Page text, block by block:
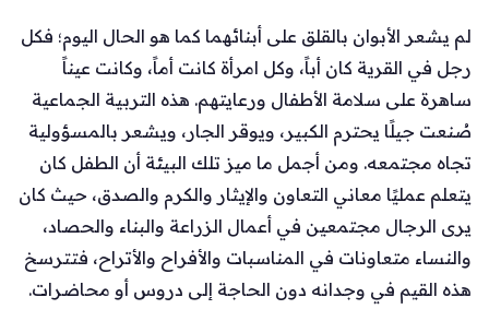
لم يشعر الأبوان بالقلق على أبنائهما كما هو الحال اليوم؛ فكل
رجل في القرية كان أباً، وكل امرأة كانت أماً، وكانت عيناً
ساهرة على سلامة الأطفال ورعايتهم. هذه التربية الجماعية
صُنعت جيلًا يحترم الكبير، ويوقر الجار، ويشعر بالمسؤولية
تجاه مجتمعه. ومن أجمل ما ميز تلك البيئة أن الطفل كان
يتعلم عمليًا معاني التعاون والإيثار والكرم والصدق، حيث كان
يرى الرجال مجتمعين في أعمال الزراعة والبناء والحصاد،
والنساء متعاونات في المناسبات والأفراح والأتراح، فتترسخ
هذه القيم في وجدانه دون الحاجة إلى دروس أو محاضرات.